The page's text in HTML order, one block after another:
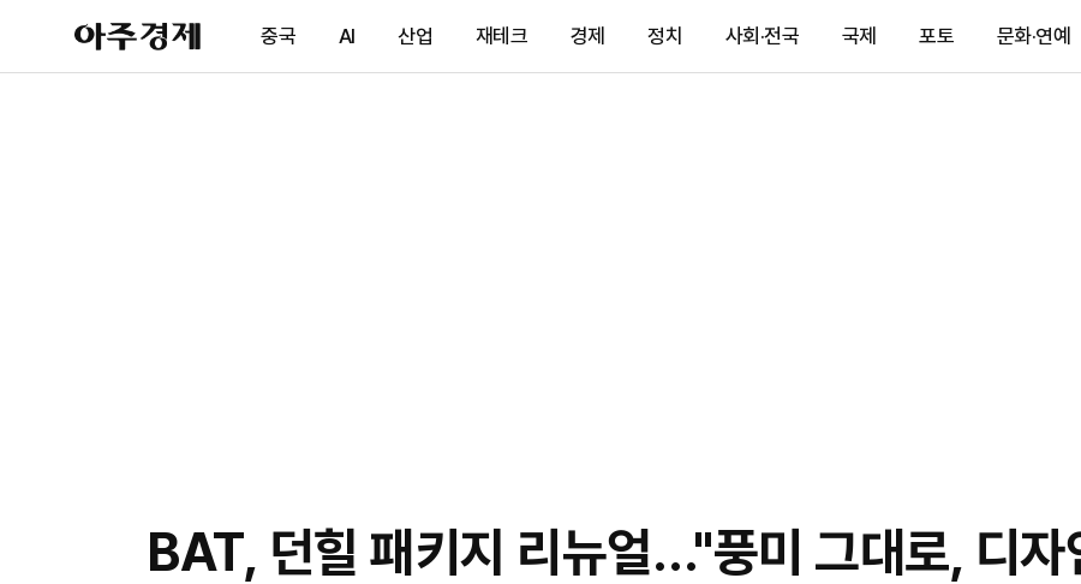
아
주
제
중국 AI 산업 재테크 경제 정치 사회·전국 국제 포토 문화·연예
BAT, 던힐 패키지 리뉴얼…"풍미 그대로, 디자